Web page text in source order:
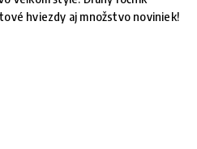
hviezdy aj množstvo noviniek!